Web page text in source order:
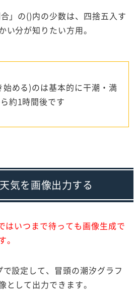
」の()内の少数は、四捨五入す
い分が知りたい方用。
める)のは基本的に干潮・満
約1時間後です
気を画像出力する
はいつまで待っても画像生成で
設定して、冒頭の潮汐グラフ
として出力できます。